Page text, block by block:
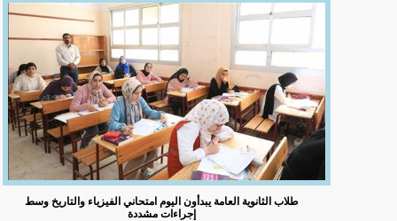
طلاب الثانوية العامة يبدأون اليوم امتحاني الفيزياء والتاريخ وسط
إجراءات مشددة